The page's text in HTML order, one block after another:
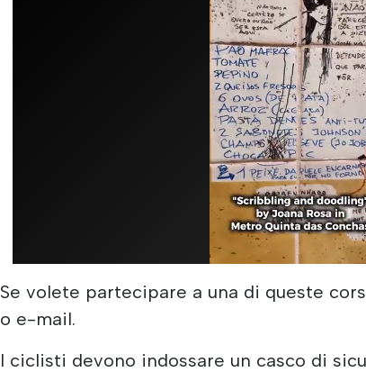
Se volete partecipare a una di queste
o e-mail.
I ciclisti devono indossare un casco di